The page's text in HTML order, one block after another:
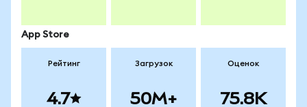
App Store
Рейтинг
4.7
Загрузок
50M+
Оценок
75.8K